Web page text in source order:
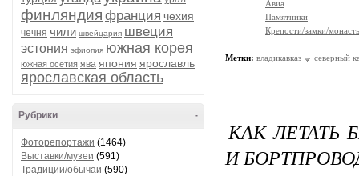
финляндия франция чехия
чечня чили швейцария швеция
эстония эфиопия южная корея
южная осетия ява япония ярославль
ярославская область
-
Рубрики
Фоторепортажи (1464)
Выставки/музеи (591)
Традиции/обычаи (590)
Авиа
Памятники
Крепости/замки/
Метки: владикавказ северный
КАК ЛЕТАТЬ
И